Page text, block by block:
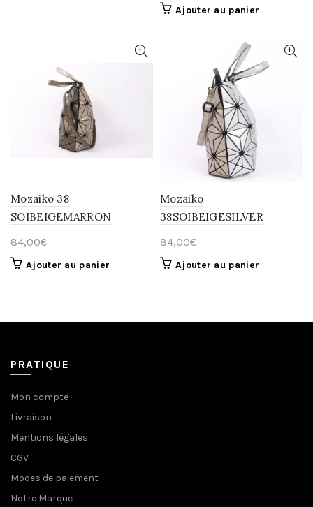
prix
prix
est :
54,00€.
Ajouter au panier
Mozaiko 38
SOIBEIGEMARRON
84,00€
Ajouter au panier
Mozaiko
38SOIBEIGESILVER
84,00€
Ajouter au panier
PRATIQUE
Mon compte
Livraison
Mentions légales
CGV
Modes de paiement
Notre Marque